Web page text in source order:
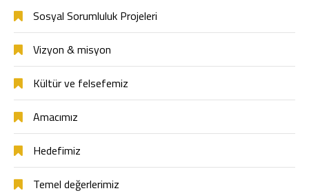
Sosyal Sorumluluk Projeleri
Vizyon & misyon
Kültür ve felsefemiz
Amacımız
Hedefimiz
Temel değerlerimiz